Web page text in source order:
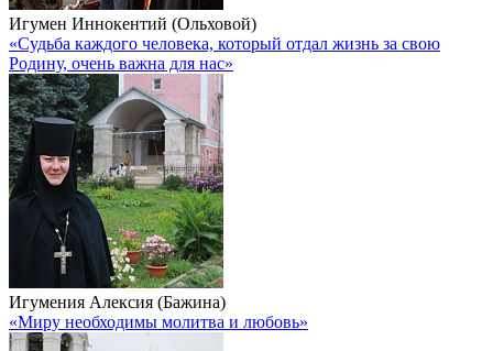
Игумен Иннокентий (Ольховой)
«Судьба каждого человека, который отдал жизнь за свою
Родину, очень важна для нас»
Игумения Алексия (Бажина)
«Миру необходимы молитва и любовь»